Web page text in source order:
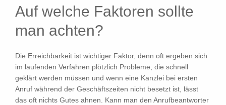
Auf welche Faktoren sollte
man achten?
Die Erreichbarkeit ist wichtiger Faktor, denn oft ergeben sich
im laufenden Verfahren plötzlich Probleme, die schnell
geklärt werden müssen und wenn eine Kanzlei bei ersten
Anruf während der Geschäftszeiten nicht besetzt ist, lässt
das oft nichts Gutes ahnen. Kann man den Anrufbeantworter